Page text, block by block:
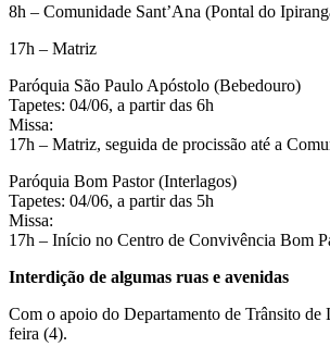
8h – Comunidade Sant’Ana (Pontal do
17h – Matriz
Paróquia São Paulo Apóstolo (Bebedouro)
Tapetes: 04/06, a partir das 6h
Missa:
17h – Matriz, seguida de procissão até a
Paróquia Bom Pastor (Interlagos)
Tapetes: 04/06, a partir das 5h
Missa:
17h – Início no Centro de Convivência Bom
Interdição de algumas ruas e avenidas
Com o apoio do Departamento de Trânsito de
feira (4).